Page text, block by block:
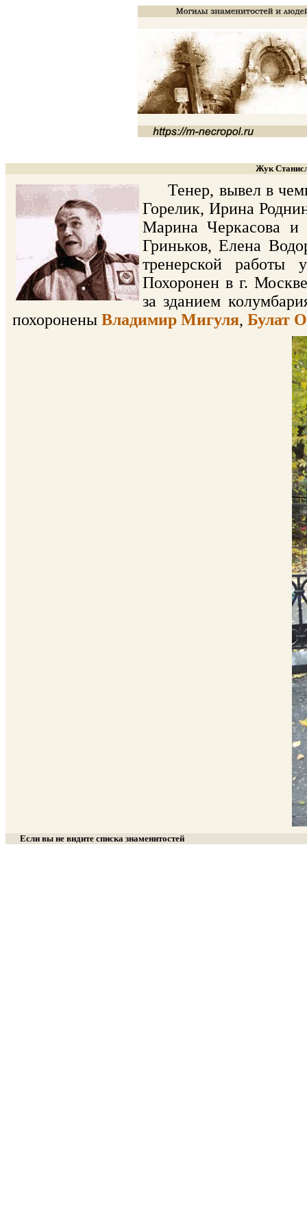
Жук
Тенер, вывел в
Горелик, Ирина
Марина Черкасова и
Гриньков, Елена
тренерской работы
Похоронен в г.
за зданием
похоронены Владимир Мигуля, Булат
Если вы не видите списка знаменитостей